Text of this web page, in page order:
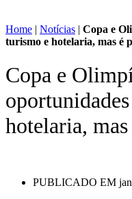
Home | Notícias | Copa e
turismo e hotelaria, mas é
Copa e
hotelaria,
PUBLICADO EM